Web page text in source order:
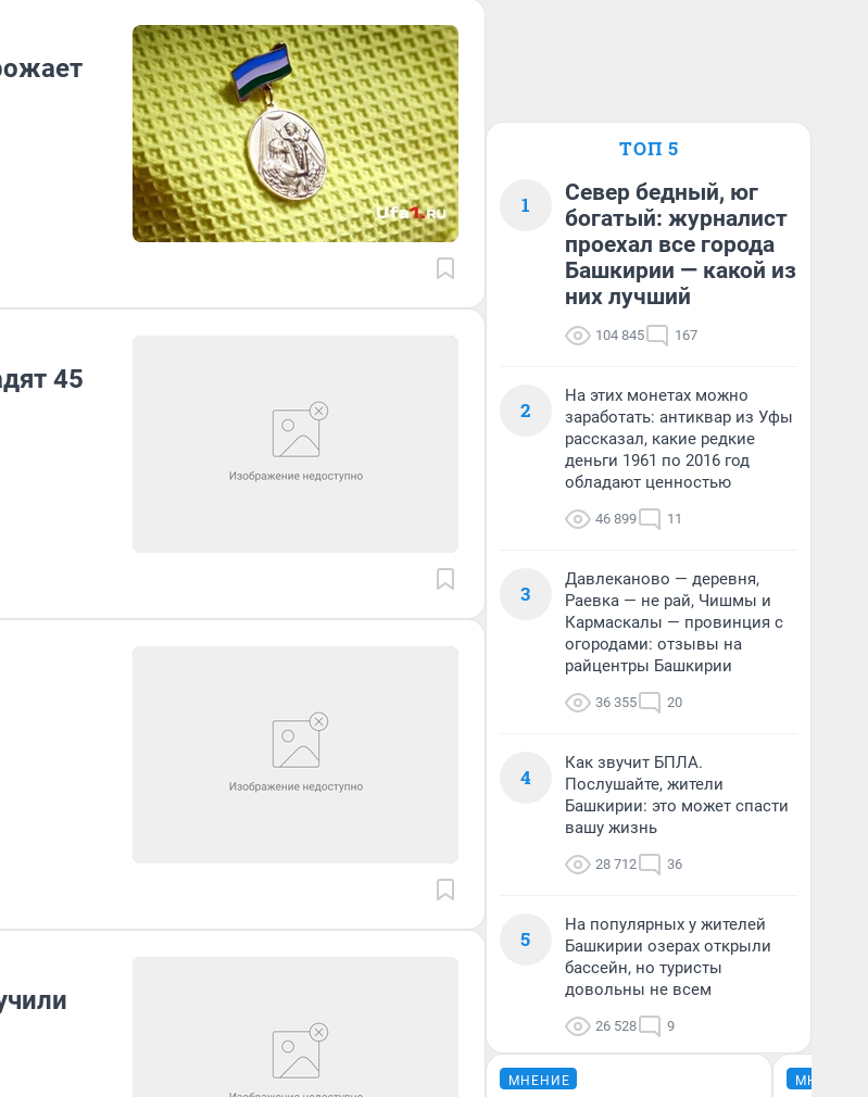
45
ТОП 5
1
Север бедный, юг
богатый: журналист
проехал все города
Башкирии — какой из
них лучший
104 845 167
2
На этих монетах можно
заработать: антиквар из Уфы
рассказал, какие редкие
деньги 1961 по 2016 год
обладают ценностью
46 899 11
3
Давлеканово — деревня,
Раевка — не рай, Чишмы и
Кармаскалы — провинция с
огородами: отзывы на
райцентры Башкирии
36 355 20
4
Как звучит БПЛА.
Послушайте, жители
Башкирии: это может спасти
вашу жизнь
28 712 36
5
На популярных у жителей
Башкирии озерах открыли
бассейн, но туристы
довольны не всем
26 528 9
МНЕНИЕ МНЕНИЕ